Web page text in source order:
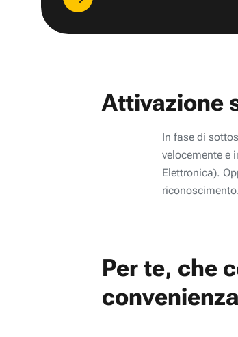
Attivazione
In fase di
velocemente e
Elettronica).
riconoscimento.
Per te, che